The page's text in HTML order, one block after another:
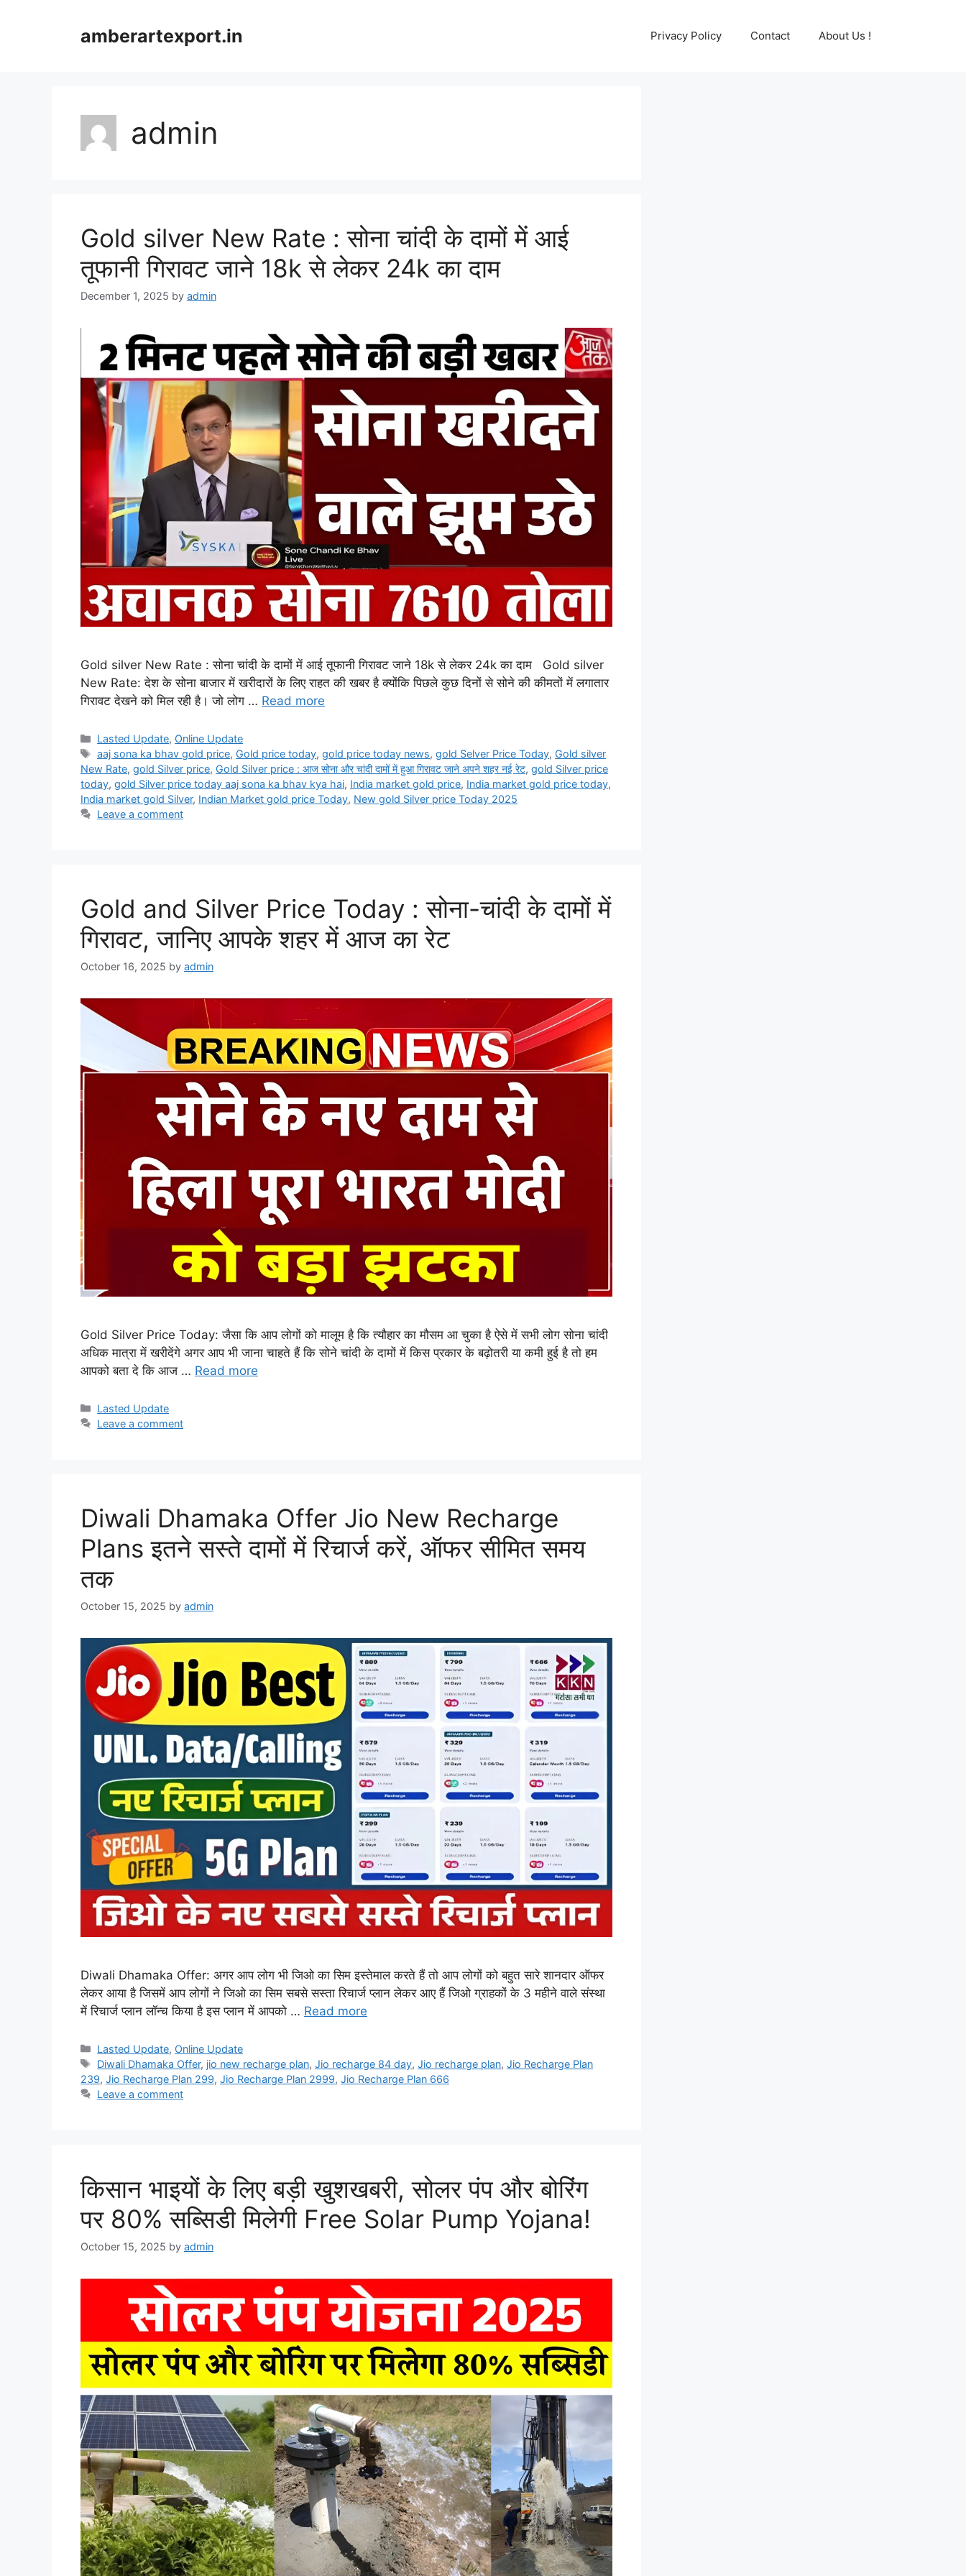
amberartexport.in Privacy Policy Contact About Us !
admin
Gold silver New Rate : सोना चांदी के दामों में आई
तूफानी गिरावट जाने 18k से लेकर 24k का दाम
December 1, 2025 by admin
Gold silver New Rate : सोना चांदी के दामों में आई तूफानी गिरावट जाने 18k से लेकर 24k का दाम Gold silver
New Rate: देश के सोना बाजार में खरीदारों के लिए राहत की खबर है क्योंकि पिछले कुछ दिनों से सोने की कीमतों में लगातार
गिरावट देखने को मिल रही है। जो लोग … Read more
Categories
Lasted Update, Online Update
Tags
aaj sona ka bhav gold price, Gold price today,gold price today news,gold Selver Price Today, Gold silver
New Rate, gold Silver price, Gold Silver price : आज सोना और चांदी दामों में हुआ गिरावट जाने अपने शहर नई रेट, gold Silver price
today, gold Silver price today aaj sona ka bhav kya hai, India market gold price, India market gold price today,
India market gold Silver, Indian Market gold price Today, New gold Silver price Today 2025
Leave a comment
Gold and Silver Price Today : सोना-चांदी के दामों में
गिरावट, जानिए आपके शहर में आज का रेट
October 16, 2025 by admin
Gold Silver Price Today: जैसा कि आप लोगों को मालूम है कि त्यौहार का मौसम आ चुका है ऐसे में सभी लोग सोना चांदी
अधिक मात्रा में खरीदेंगे अगर आप भी जाना चाहते हैं कि सोने चांदी के दामों में किस प्रकार के बढ़ोतरी या कमी हुई है तो हम
आपको बता दे कि आज … Read more
Categories
Lasted Update
Leave a comment
Diwali Dhamaka Offer Jio New Recharge
Plans इतने सस्ते दामों में रिचार्ज करें, ऑफर सीमित समय
तक
October 15, 2025 by admin
Diwali Dhamaka Offer: अगर आप लोग भी जिओ का सिम इस्तेमाल करते हैं तो आप लोगों को बहुत सारे शानदार ऑफर
लेकर आया है जिसमें आप लोगों ने जिओ का सिम सबसे सस्ता रिचार्ज प्लान लेकर आए हैं जिओ ग्राहकों के 3 महीने वाले संस्था
में रिचार्ज प्लान लॉन्च किया है इस प्लान में आपको … Read more
Categories
Lasted Update, Online Update
Tags
Diwali Dhamaka Offer, jio new recharge plan,Jio recharge 84 day,Jio recharge plan,Jio Recharge Plan
239, Jio Recharge Plan 299, Jio Recharge Plan 2999, Jio Recharge Plan 666
Leave a comment
किसान भाइयों के लिए बड़ी खुशखबरी, सोलर पंप और बोरिंग
पर 80% सब्सिडी मिलेगी Free Solar Pump Yojana!
October 15, 2025 by admin